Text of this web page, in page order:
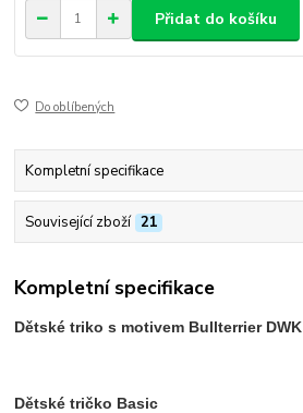
Přidat do košíku
Do oblíbených
Kompletní specifikace
Související zboží 21
Kompletní specifikace
Dětské triko s motivem Bullterrier DWK
Dětské tričko Basic